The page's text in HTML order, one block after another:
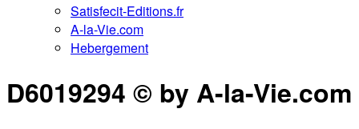
Satisfecit-Editions.fr
A-la-Vie.com
Hebergement
D6019294 © by A-la-Vie.com